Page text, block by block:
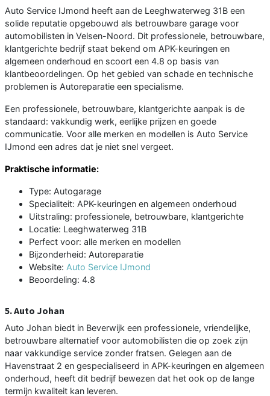
Auto Service IJmond heeft aan de Leeghwaterweg 31B een
solide reputatie opgebouwd als betrouwbare garage voor
automobilisten in Velsen-Noord. Dit professionele, betrouwbare,
klantgerichte bedrijf staat bekend om APK-keuringen en
algemeen onderhoud en scoort een 4.8 op basis van
klantbeoordelingen. Op het gebied van schade en technische
problemen is Autoreparatie een specialisme.
Een professionele, betrouwbare, klantgerichte aanpak is de
standaard: vakkundig werk, eerlijke prijzen en goede
communicatie. Voor alle merken en modellen is Auto Service
IJmond een adres dat je niet snel vergeet.
Praktische informatie:
Type: Autogarage
Specialiteit: APK-keuringen en algemeen onderhoud
Uitstraling: professionele, betrouwbare, klantgerichte
Locatie: Leeghwaterweg 31B
Perfect voor: alle merken en modellen
Bijzonderheid: Autoreparatie
Website: Auto Service IJmond
Beoordeling: 4.8
5. Auto Johan
Auto Johan biedt in Beverwijk een professionele, vriendelijke,
betrouwbare alternatief voor automobilisten die op zoek zijn
naar vakkundige service zonder fratsen. Gelegen aan de
Havenstraat 2 en gespecialiseerd in APK-keuringen en algemeen
onderhoud, heeft dit bedrijf bewezen dat het ook op de lange
termijn kwaliteit kan leveren.